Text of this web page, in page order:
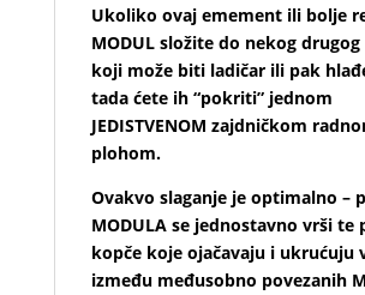
Ukoliko ovaj emement ili bolje
MODUL složite do nekog
koji može biti ladičar ili pak
tada ćete ih “pokriti” jednom
JEDISTVENOM zajdničkom
plohom.
Ovakvo slaganje je optimalno –
MODULA se jednostavno vrši te
kopče koje ojačavaju i ukrućuju
između međusobno povezanih